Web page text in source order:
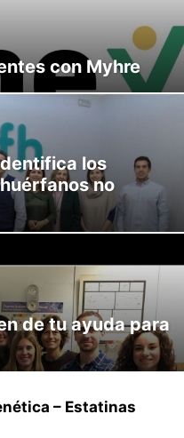
TESTIMONIOS
con Myhre
los
no
de tu ayuda para
– Estatinas